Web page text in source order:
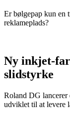
Er bølgepap kun en
reklameplads?
Ny inkjet-
slidstyrke
Roland DG
udviklet til at levere